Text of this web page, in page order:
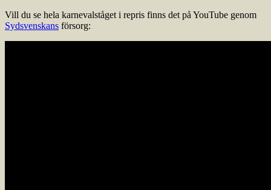
Vill du se hela karnevalståget i repris finns det på YouTube genom
Sydsvenskans försorg: